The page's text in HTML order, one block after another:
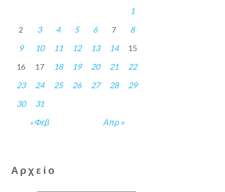
« Φεβ Απρ »
1
2
3 4 5 6 7
8
9
10 11 12 13 14
15
16
17 18 19 20 21
22
23
24 25 26 27 28
29
30
31
Αρχείο